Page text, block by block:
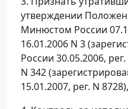
утверждении
Минюстом России
16.01.2006 N 3
России 30.05.2006,
N 342
15.01.2007, рег. N